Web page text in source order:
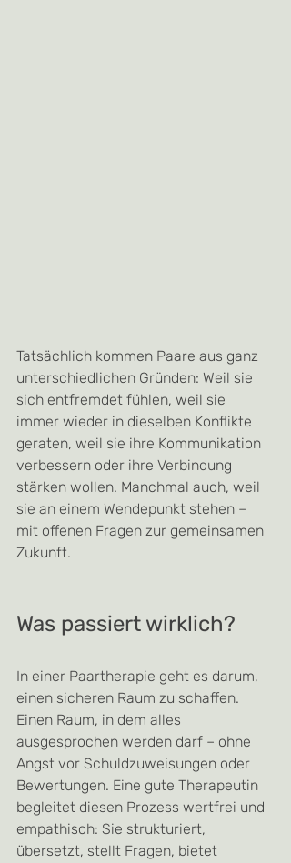
Tatsächlich kommen Paare aus ganz
unterschiedlichen Gründen: Weil sie
sich entfremdet fühlen, weil sie
immer wieder in dieselben Konflikte
geraten, weil sie ihre Kommunikation
verbessern oder ihre Verbindung
stärken wollen. Manchmal auch, weil
sie an einem Wendepunkt stehen –
mit offenen Fragen zur gemeinsamen
Zukunft.
Was passiert wirklich?
In einer Paartherapie geht es darum,
einen sicheren Raum zu schaffen.
Einen Raum, in dem alles
ausgesprochen werden darf – ohne
Angst vor Schuldzuweisungen oder
Bewertungen. Eine gute Therapeutin
begleitet diesen Prozess wertfrei und
empathisch: Sie strukturiert,
übersetzt, stellt Fragen, bietet